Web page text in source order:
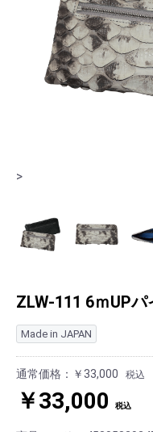
>
ZLW-111 6ｍUP
Made in JAPAN
通常価格： ￥33,000 税込
￥33,000 税込